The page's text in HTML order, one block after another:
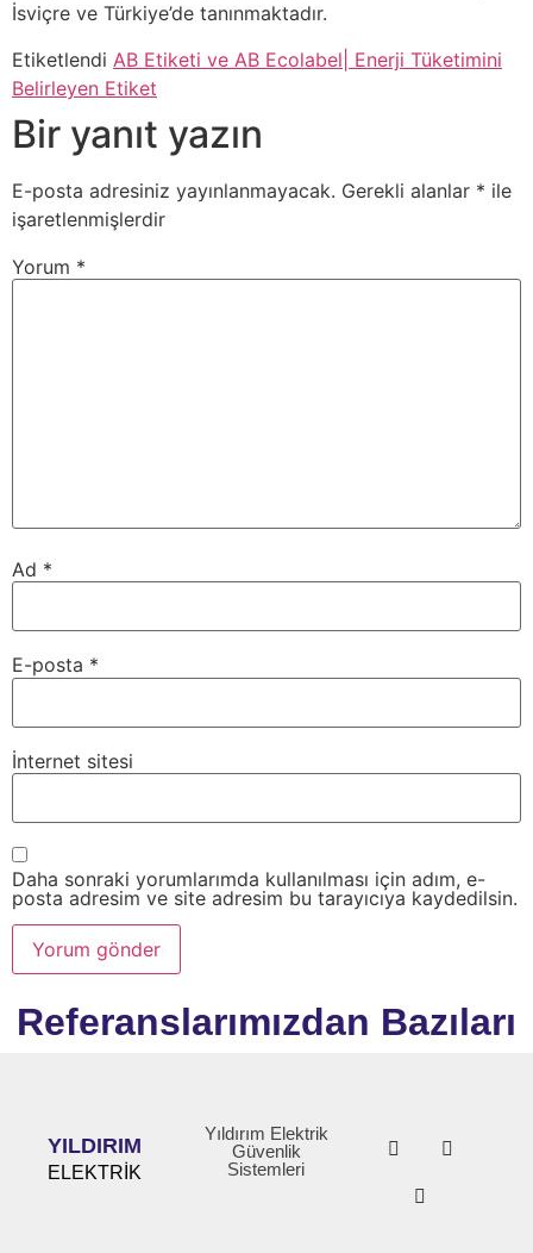
İsviçre ve Türkiye’de tanınmaktadır.
Etiketlendi AB Etiketi ve AB Ecolabel| Enerji Tüketimini
Belirleyen Etiket
Bir yanıt yazın
E-posta adresiniz yayınlanmayacak. Gerekli alanlar * ile
işaretlenmişlerdir
Yorum *
Ad *
E-posta *
İnternet sitesi
Daha sonraki yorumlarımda kullanılması için adım, e-
posta adresim ve site adresim bu tarayıcıya kaydedilsin.
Referanslarımızdan Bazıları
YILDIRIM
ELEKTRİK
Yıldırım Elektrik
Güvenlik
Sistemleri